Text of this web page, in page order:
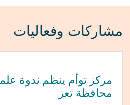
مشاركات وفعاليات
مركز توأم ينظم ندوة
محافظة تعز